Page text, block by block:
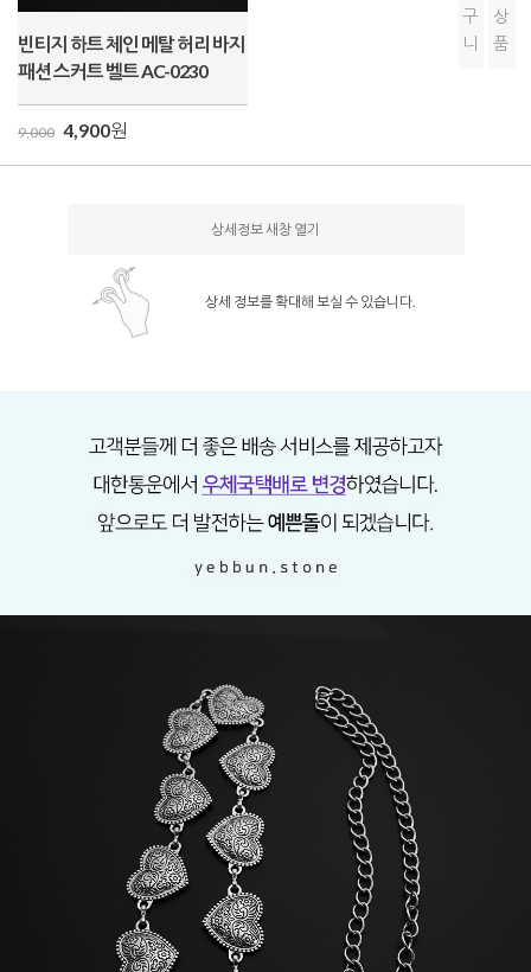
빈티지 하트 체인 메탈 허리 바지
패션 스커트 벨트 AC-0230
9,000 4,900원
구
니
상
품
상세정보 새창 열기
상세 정보를 확대해 보실 수 있습니다.